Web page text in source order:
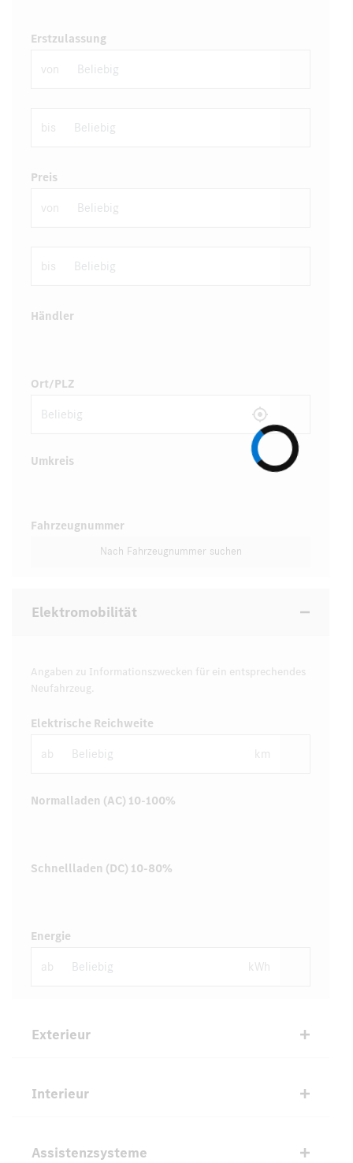
Erstzulassung
von
bis
Preis
von
bis
Händler
Ort/PLZ
Umkreis
Fahrzeugnummer
Nach Fahrzeugnummer suchen
Elektromobilität
Angaben zu Informationszwecken für ein entsprechendes
Neufahrzeug.
Elektrische Reichweite
ab km
Normalladen (AC) 10-100%
Schnellladen (DC) 10-80%
Energie
ab kWh
Exterieur
Interieur
Assistenzsysteme